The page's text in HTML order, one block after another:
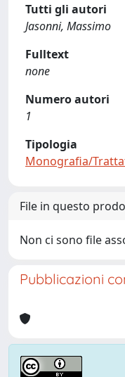
Tutti gli autori
Jasonni, Massimo
Fulltext
none
Numero autori
1
Tipologia
Monografia/
File in questo
Non ci sono file
Pubblicazioni